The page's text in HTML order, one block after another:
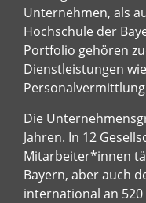
Unternehmen, als
Hochschule der
Portfolio gehören
Dienstleistungen
Die
Jahren. In 12
Mitarbeiter*innen
Bayern, aber auch
international an